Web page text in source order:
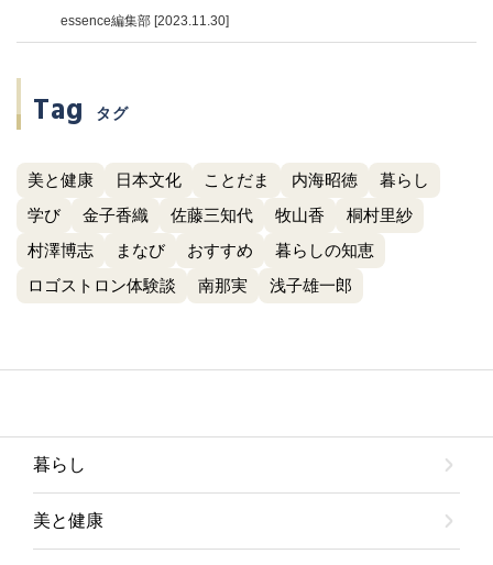
essence編集部 [2023.11.30]
Tag タグ
美と健康 日本文化 ことだま 内海昭徳
暮らし
学び
金子香織 佐藤三知代 牧山香
桐村里紗
村澤博志
まなび おすすめ
暮らしの知恵
ロゴストロン体験談
南那実 浅子雄一郎
暮らし
美と健康